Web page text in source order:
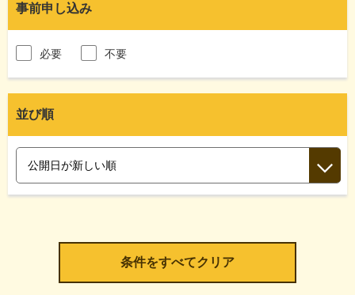
事前申し込み
必要 不要
並び順